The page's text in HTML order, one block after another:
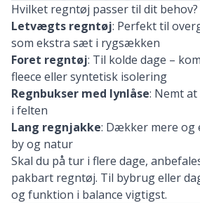
Hvilket regntøj passertil dit behov?
Letvægts regntøj: Perfekttil
som ekstra sæt i rygsækken
Foret regntøj: Til kolde dage –
fleece ellersyntetisk isolering
Regnbukser med lynlåse: Nemtat
i felten
Lang regnjakke: Dækker mere og
byog natur
Skal du på tur i flere dage,
pakbart regntøj. Til bybrugeller
ogfunktion i balance vigtigst.